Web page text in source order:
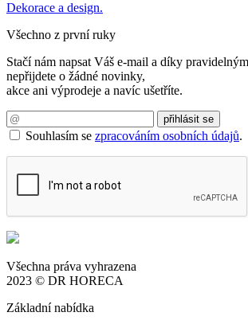
Dekorace a design.
Všechno z první ruky
Stačí nám napsat Váš e-mail a díky
nepřijdete o žádné novinky,
akce ani výprodeje a navíc ušetříte.
Souhlasím se zpracováním osobních údajů.
Všechna práva vyhrazena
2023 © DR HORECA
Základní nabídka